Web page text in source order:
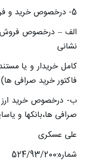
5- درخصوص خرید و فروش ارز
الف – درخصوص فروش
نشانی
کامل خریدار و یا
فاکتور خرید صرافی
ب- درخصوص خرید ارز
صرافی ها،بانکها و
علی عسکری
شماره:524/93/200